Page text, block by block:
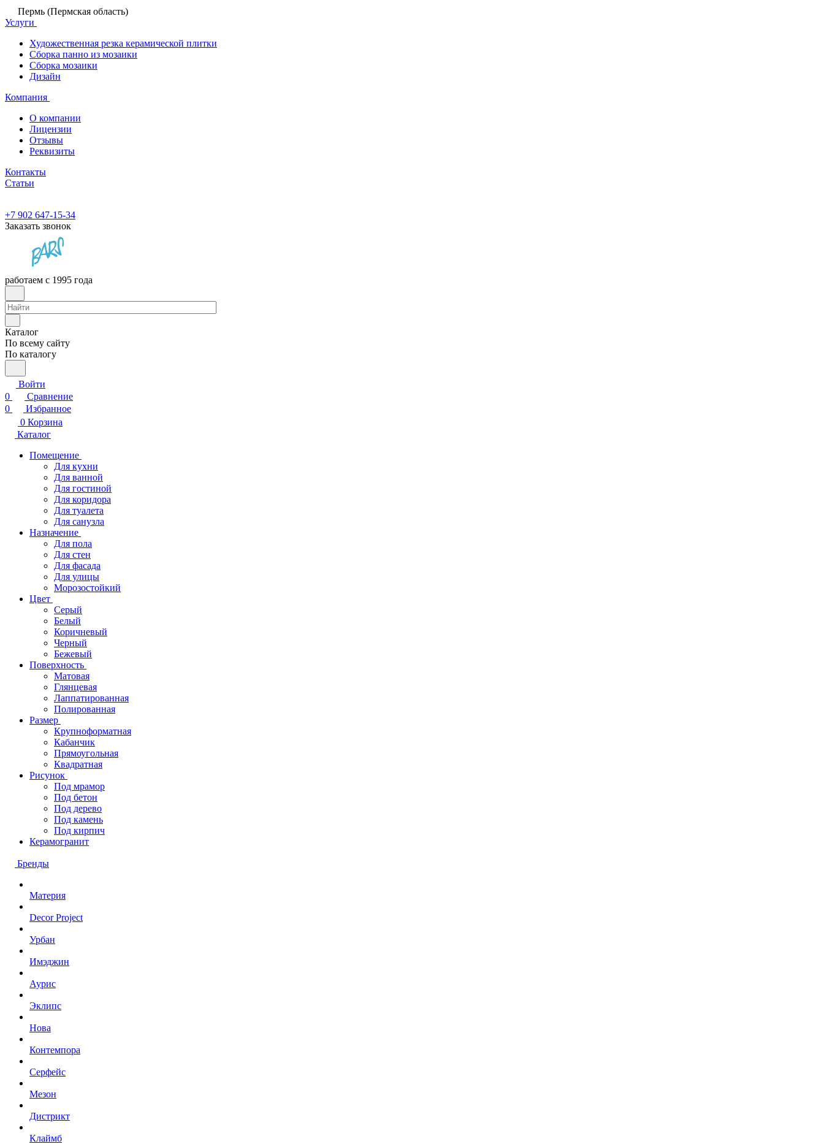
Пермь (Пермская область)
Услуги
Художественная резка керамической плитки
Сборка панно из мозаики
Сборка мозаики
Дизайн
Компания
О компании
Лицензии
Отзывы
Реквизиты
Контакты
Статьи
+7 902 647-15-34
Заказать звонок
работаем с 1995 года
Каталог
По всему сайту
По каталогу
Войти
0
Сравнение
0
Избранное
0 Корзина
Каталог
Помещение
Для кухни
Для ванной
Для гостиной
Для коридора
Для туалета
Для санузла
Назначение
Для пола
Для стен
Для фасада
Для улицы
Морозостойкий
Цвет
Серый
Белый
Коричневый
Черный
Бежевый
Поверхность
Матовая
Глянцевая
Лаппатированная
Полированная
Размер
Крупноформатная
Кабанчик
Прямоугольная
Квадратная
Рисунок
Под мрамор
Под бетон
Под дерево
Под камень
Под кирпич
Керамогранит
Бренды
Материя
Decor Project
Урбан
Имэджин
Аурис
Эклипс
Нова
Контемпора
Серфейс
Мезон
Дистрикт
Клаймб